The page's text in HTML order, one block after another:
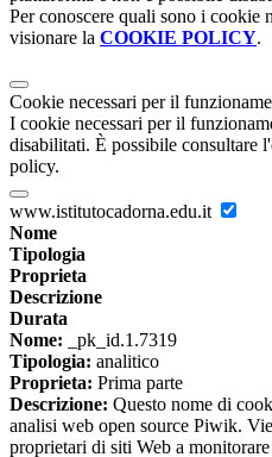
Per conoscere quali sono i cookie
visionare la COOKIE POLICY.
Cookie necessari per il
I cookie necessari per il
disabilitati. È possibile consultare
policy.
www.istitutocadorna.edu.it
Nome
Tipologia
Proprieta
Descrizione
Durata
Nome: _pk_id.1.7319
Tipologia: analitico
Proprieta: Prima parte
Descrizione: Questo nome di
analisi web open source Piwik.
proprietari di siti Web a